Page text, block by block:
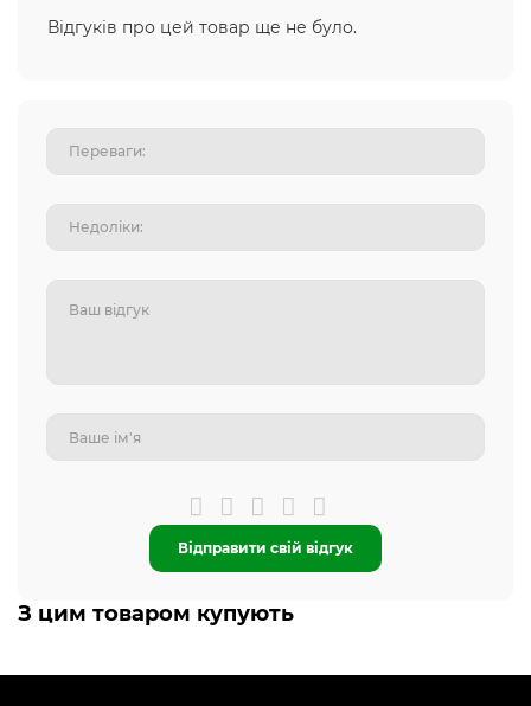
Відгуків про цей товар ще не було.
Відправити свій відгук
З цим товаром купують